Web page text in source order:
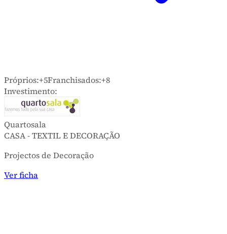
Próprios:+5Franchisados:+8
Investimento:
Quartosala
CASA - TEXTIL E DECORAÇÃO
Projectos de Decoração
Ver ficha